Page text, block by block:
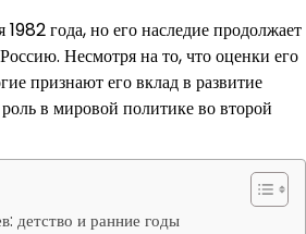
1982 года, но его наследие продолжает
Несмотря на то, что оценки его
признают его вклад в развитие
в мировой политике во второй
детство и ранние годы